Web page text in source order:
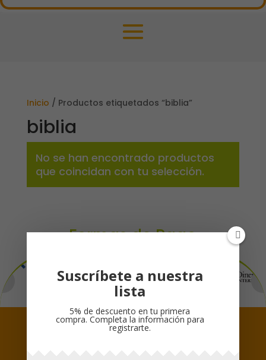
Inicio / Productos etiquetados “biblia”
biblia
No se han encontrado productos
que coincidan con tu selección.
Formas de Pago
Suscríbete a nuestra
lista
5% de descuento en tu primera
compra. Completa la información para
registrarte.